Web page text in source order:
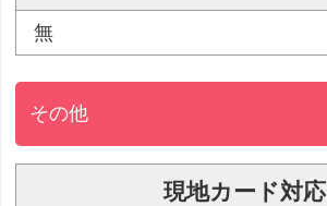
無
その他
現地カード対応